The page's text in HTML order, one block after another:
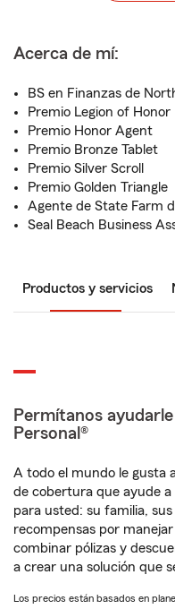
Acerca de mí:
BS en Finanzas de
Premio Legion of Honor
Premio Honor Agent
Premio Bronze Tablet
Premio Silver Scroll
Premio Golden Triangle
Agente de State Farm
Seal Beach Business
Productos y servicios
Permítanos
Personal®
A todo el mundo le gusta
de cobertura que ayude
para usted: su familia,
recompensas por
combinar pólizas y
a crear una solución que
Los precios están basados en